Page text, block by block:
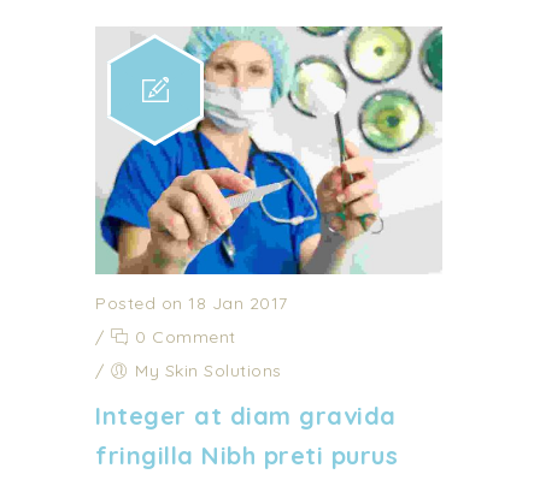
Posted on 18 Jan 2017
/
0 Comment
/
My Skin Solutions
Integer at diam gravida
fringilla Nibh preti purus